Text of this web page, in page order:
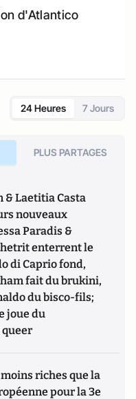
d'Atlantico
24 Heures 7 Jours
PLUS PARTAGES
& Laetitia Casta
nouveaux
Paradis &
enterrent le
di Caprio fond,
fait du brukini,
du bisco-fils;
joue du
queer
riches que la
pour la 3e